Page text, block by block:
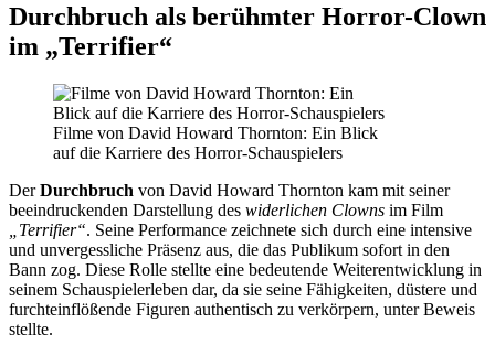
Durchbruch als berühmter Horror-Clown
im „Terrifier“
Filme von David Howard Thornton: Ein Blick
auf die Karriere des Horror-Schauspielers
DerDurchbruch von David Howard Thornton kam mit seiner
beeindruckenden Darstellung des widerlichen Clowns im Film
„Terrifier“. Seine Performance zeichnete sich durch eine intensive
und unvergessliche Präsenz aus, die das Publikum sofort in den
Bann zog. Diese Rolle stellte eine bedeutende Weiterentwicklung in
seinem Schauspielerleben dar, da sie seine Fähigkeiten, düstere und
furchteinflößende Figuren authentisch zu verkörpern, unter Beweis
stellte.